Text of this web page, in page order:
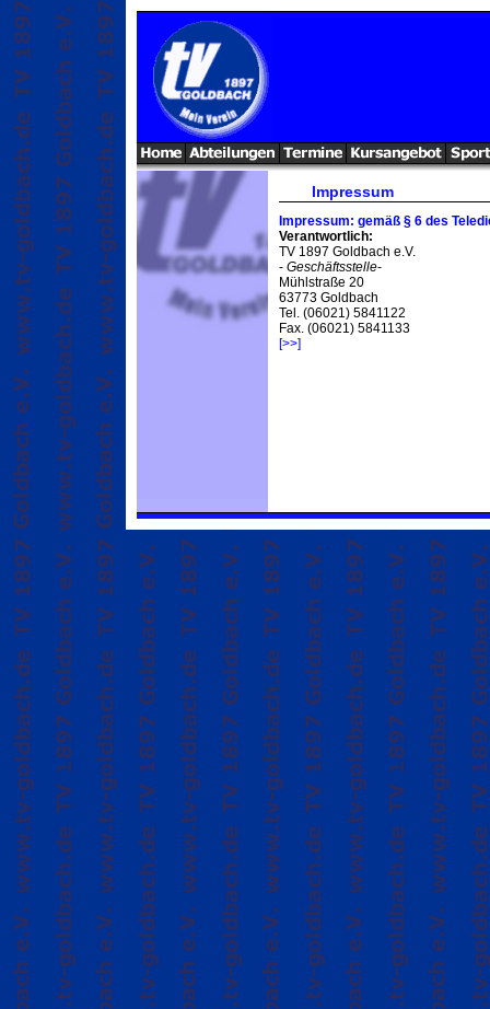
Impressum
Impressum: gemäß § 6 des
Verantwortlich:
TV 1897 Goldbach e.V.
- Geschäftsstelle-
Mühlstraße 20
63773 Goldbach
Tel. (06021) 5841122
Fax. (06021) 5841133
[>>]